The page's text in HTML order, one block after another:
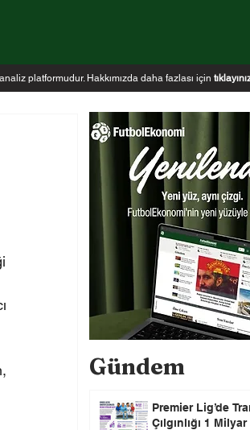
platformudur. Hakkımızda daha fazlası için
Gündem
Premier Lig’de
Çılgınlığı 1